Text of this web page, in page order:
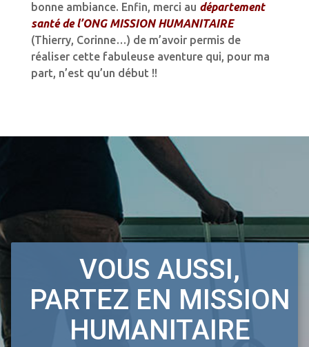
bonne ambiance. Enfin, merci au département
santé de l’ONG MISSION HUMANITAIRE
(Thierry, Corinne…) de m’avoir permis de
réaliser cette fabuleuse aventure qui, pour ma
part, n’est qu’un début !!
VOUS AUSSI,
PARTEZ EN MISSION
HUMANITAIRE